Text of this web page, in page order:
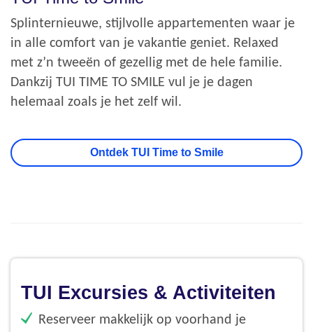
Splinternieuwe, stijlvolle appartementen waar je
in alle comfort van je vakantie geniet. Relaxed
met z’n tweeën of gezellig met de hele familie.
Dankzij TUI TIME TO SMILE vul je je dagen
helemaal zoals je het zelf wil.
Ontdek TUI Time to Smile
TUI Excursies & Activiteiten
Reserveer makkelijk op voorhand je